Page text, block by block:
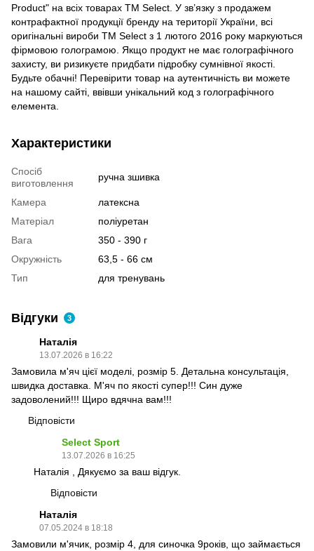
Product" на всіх товарах TM Select. У зв’язку з продажем
контрафактної продукції бренду на території України, всі
оригінальні вироби TM Select з 1 лютого 2016 року маркуються
фірмовою голограмою. Якщо продукт не має голографічного
захисту, ви ризикуєте придбати підробку сумнівної якості.
Будьте обачні! Перевірити товар на аутентичність ви можете
на нашому сайті, ввівши унікальний код з голографічного
елемента.
Характеристики
Спосіб
виготовлення
ручна зшивка
Камера
латексна
Матеріал
поліуретан
Вага
350 - 390 г
Окружність
63,5 - 66 см
Тип
для тренувань
Відгуки 3
Наталія
13.07.2026 в 16:22
Замовила м'яч цієї моделі, розмір 5. Детальна консультація,
швидка доставка. М'яч по якості супер!!! Син дуже
задоволений!!! Щиро вдячна вам!!!
Відповісти
Select Sport
13.07.2026 в 16:25
Наталія , Дякуємо за ваш відгук.
Відповісти
Наталія
07.05.2024 в 18:18
Замовили м'ячик, розмір 4, для синочка 9років, що займається